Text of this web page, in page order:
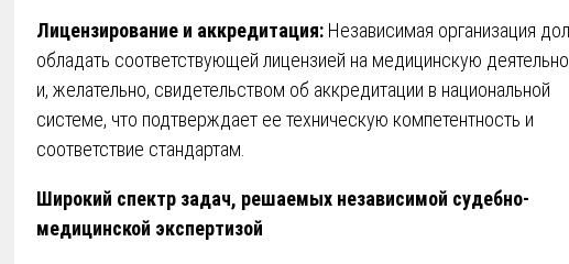
Лицензирование и аккредитация: Независимая организация
обладать соответствующей лицензией на медицинскую
и, желательно, свидетельством об аккредитации в национальной
системе, что подтверждает ее техническую компетентность и
соответствие стандартам.
Широкий спектр задач, решаемых независимой судебно-
медицинской экспертизой